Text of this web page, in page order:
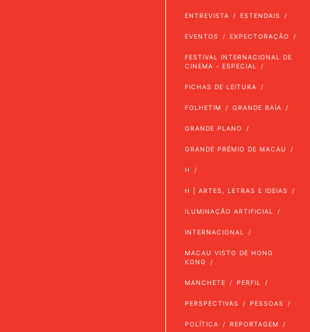
ENTREVISTA ESTENDAIS
EVENTOS EXPECTORAÇÃO
FESTIVAL INTERNACIONAL DE
CINEMA - ESPECIAL
FICHAS DE LEITURA
FOLHETIM GRANDE BAÍA
GRANDE PLANO
GRANDE PRÉMIO DE MACAU
H
H | ARTES, LETRAS E IDEIAS
ILUMINAÇÃO ARTIFICIAL
INTERNACIONAL
MACAU VISTO DE HONG
KONG
MANCHETE PERFIL
PERSPECTIVAS PESSOAS
POLÍTICA REPORTAGEM